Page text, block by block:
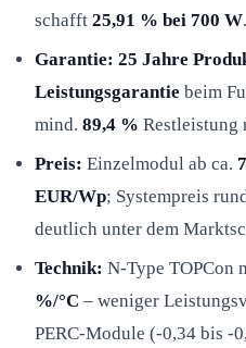
schafft 25,91 % bei 700 W.
Garantie: 25 Jahre
Leistungsgarantie beim
mind. 89,4 % Restleistung
Preis: Einzelmodul ab ca.
EUR/Wp; Systempreis
deutlich unter dem
Technik: N-Type TOPCon
%/°C – weniger
PERC-Module (-0,34 bis -